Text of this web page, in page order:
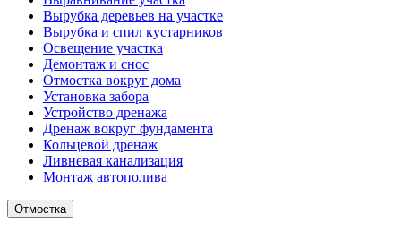
Вырубка деревьев на участке
Вырубка и спил кустарников
Освещение участка
Демонтаж и снос
Отмостка вокруг дома
Установка забора
Устройство дренажа
Дренаж вокруг фундамента
Кольцевой дренаж
Ливневая канализация
Монтаж автополива
Отмостка